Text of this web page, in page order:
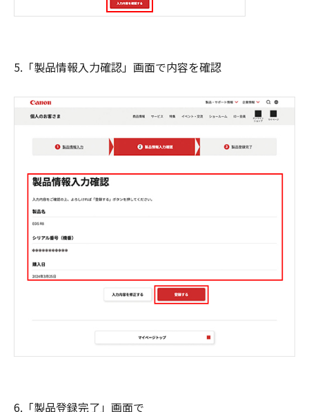
5.「製品情報入力確認」画面で内容を確認
6.「製品登録完了」画面で